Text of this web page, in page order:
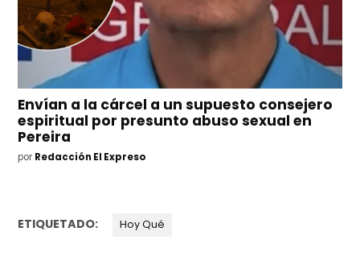
Envían a la cárcel a un supuesto consejero
espiritual por presunto abuso sexual en
Pereira
por Redacción El Expreso
ETIQUETADO: Hoy Qué